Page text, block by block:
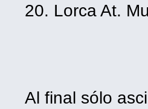
20. Lorca At.
Al final sólo